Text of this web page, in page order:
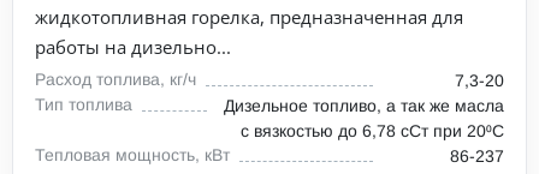
жидкотопливная горелка, предназначенная для
работы на дизельно...
Расход топлива, кг/ч
7,3-20
Тип топлива
Дизельное топливо, а так же масла
с вязкостью до 6,78 сСт при 20⁰С
Тепловая мощность, кВт
86-237